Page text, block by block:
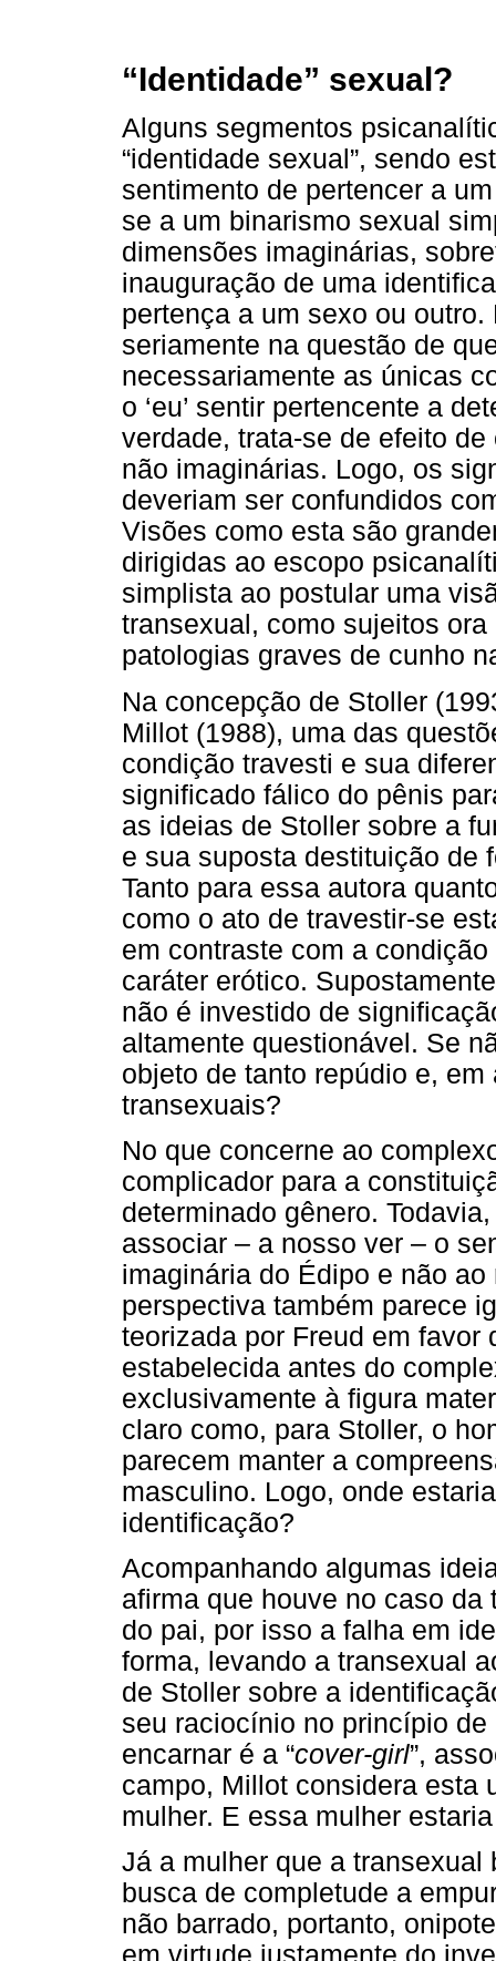
“Identidade” sexual?
Alguns segmentos
“identidade sexual”, sendo
sentimento de pertencer a
se a um binarismo sexual
dimensões imaginárias,
inauguração de uma
pertença a um sexo ou
seriamente na questão de
necessariamente as únicas
o ‘eu’ sentir pertencente a
verdade, trata-se de efeito
não imaginárias. Logo, os
deveriam ser confundidos
Visões como esta são
dirigidas ao escopo
simplista ao postular uma
transexual, como sujeitos
patologias graves de cunho
Na concepção de Stoller
Millot (1988), uma das
condição travesti e sua
significado fálico do pênis
as ideias de Stoller sobre a
e sua suposta destituição de
Tanto para essa autora
como o ato de travestir-se
em contraste com a
caráter erótico.
não é investido de
altamente questionável. Se
objeto de tanto repúdio e,
transexuais?
No que concerne ao
complicador para a
determinado gênero.
associar – a nosso ver – o
imaginária do Édipo e não
perspectiva também parece
teorizada por Freud em favor
estabelecida antes do
exclusivamente à figura
claro como, para Stoller, o
parecem manter a
masculino. Logo, onde
identificação?
Acompanhando algumas
afirma que houve no caso da
do pai, por isso a falha em
forma, levando a transexual
de Stoller sobre a
seu raciocínio no princípio
encarnar é a “cover-girl”,
campo, Millot considera esta
mulher. E essa mulher
Já a mulher que a
busca de completude a
não barrado, portanto,